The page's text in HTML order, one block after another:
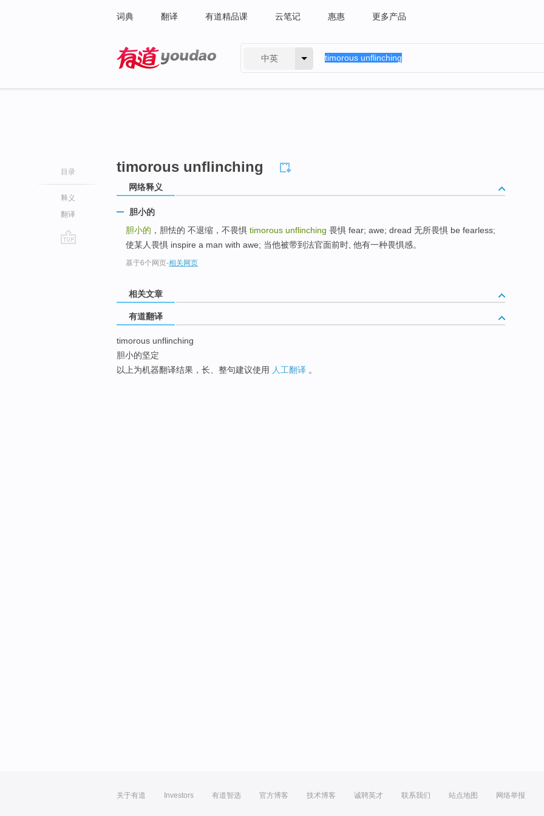
词典 翻译 有道精品课 云笔记 惠惠 更多产品
中英
目录
释义
翻译
timorous unflinching
网络释义
胆小的
胆小的 ，胆怯的 不退缩，不畏惧 timorous unflinching 畏惧 fear; awe; dread 无所畏惧 be fearless;
使某人畏惧 inspire a man with awe; 当他被带到法官面前时, 他有一种畏惧感。
基于6个网页-相关网页
相关文章
有道翻译
timorous unflinching
胆小的坚定
以上为机器翻译结果，长、整句建议使用 人工翻译 。
关于有道 Investors 有道智选 官方博客 技术博客 诚聘英才 联系我们 站点地图 网络举报